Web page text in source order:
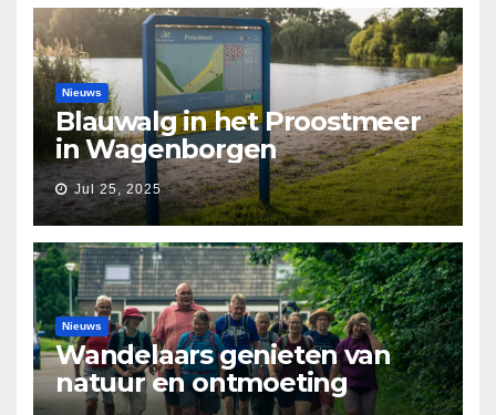
Nieuws
Blauwalg in het Proostmeer
in Wagenborgen
Jul 25, 2025
Nieuws
Wandelaars genieten van
natuur en ontmoeting